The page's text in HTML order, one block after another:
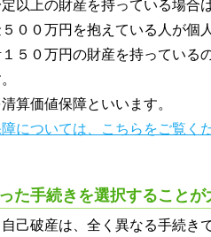
以上の財産を持っている場合
００万円を抱えている人が個
５０万円の財産を持っている
算価値保障といいます。
については、こちらをご覧く
た手続きを選択することが
己破産は、全く異なる手続き